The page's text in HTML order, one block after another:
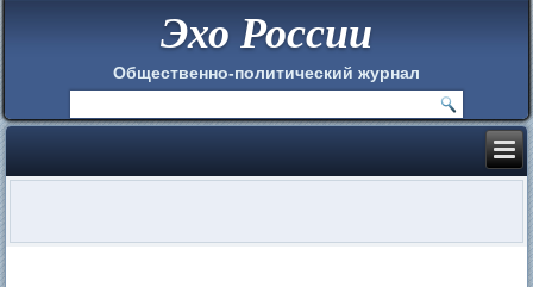
Эхо России
Общественно-политический журнал